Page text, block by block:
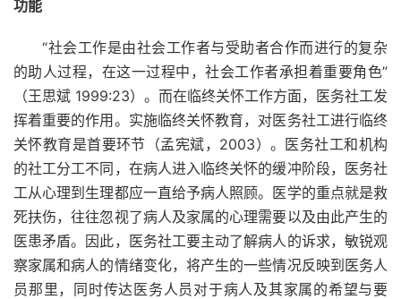
功能
“社会工作是由社会工作者与受助者合作而进行的复杂
的助人过程，在这一过程中，社会工作者承担着重要角色”
（王思斌 1999:23）。而在临终关怀工作方面，医务社工发
挥着重要的作用。实施临终关怀教育，对医务社工进行临终
关怀教育是首要环节（孟宪斌，2003）。医务社工和机构
的社工分工不同，在病人进入临终关怀的缓冲阶段，医务社
工从心理到生理都应一直给予病人照顾。医学的重点就是救
死扶伤，往往忽视了病人及家属的心理需要以及由此产生的
医患矛盾。因此，医务社工要主动了解病人的诉求，敏锐观
察家属和病人的情绪变化，将产生的一些情况反映到医务人
员那里，同时传达医务人员对于病人及其家属的希望与要